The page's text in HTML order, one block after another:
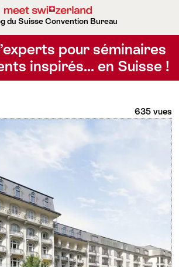
du Suisse Convention Bureau
pour séminaires
inspirés… en Suisse !
635 vues